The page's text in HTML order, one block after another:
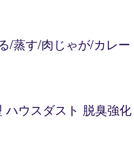
蒸す/肉じゃが/カレ
ウスダスト 脱臭強